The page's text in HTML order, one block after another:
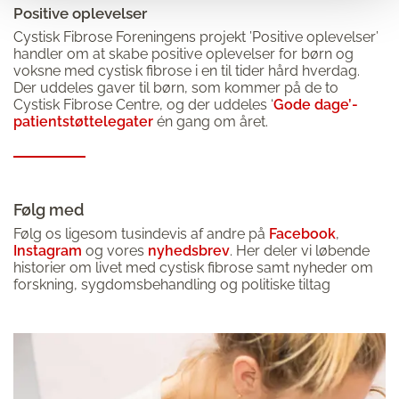
Positive oplevelser
Cystisk Fibrose Foreningens projekt ’Positive oplevelser’
handler om at skabe positive oplevelser for børn og
voksne med cystisk fibrose i en til tider hård hverdag.
Der uddeles gaver til børn, som kommer på de to
Cystisk Fibrose Centre, og der uddeles ‘Gode dage’-
patientstøttelegater én gang om året.
Følg med
Følg os ligesom tusindevis af andre på Facebook,
Instagram og vores nyhedsbrev. Her deler vi løbende
historier om livet med cystisk fibrose samt nyheder om
forskning, sygdomsbehandling og politiske tiltag